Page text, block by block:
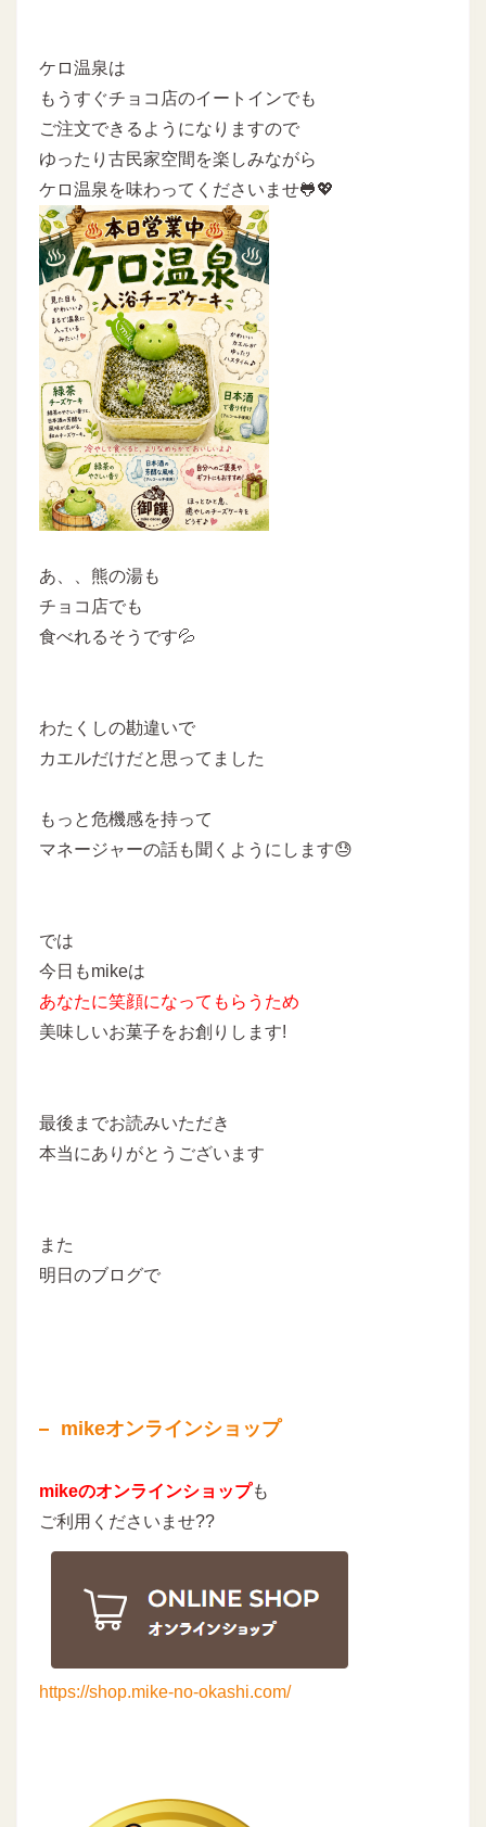
ケロ温泉は
もうすぐチョコ店のイートインでも
ご注文できるようになりますので
ゆったり古民家空間を楽しみながら
ケロ温泉を味わってくださいませ🐸💖
あ、、熊の湯も
チョコ店でも
食べれるそうです💦
わたくしの勘違いで
カエルだけだと思ってました
もっと危機感を持って
マネージャーの話も聞くようにします😓
では
今日もmikeは
あなたに笑顔になってもらうため
美味しいお菓子をお創りします!
最後までお読みいただき
本当にありがとうございます
また
明日のブログで
mikeオンラインショップ
mikeのオンラインショップも
ご利用くださいませ??
https://shop.mike-no-okashi.com/